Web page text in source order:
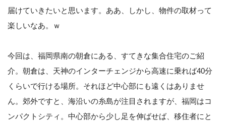
届けていきたいと思います。ああ、しかし、物件の取材って
楽しいなあ。ｗ
今回は、福岡県南の朝倉にある、すてきな集合住宅のご紹
介。朝倉は、天神のインターチェンジから高速に乗れば40分
くらいで行ける場所。それほど中心部にも遠くはありませ
ん。郊外ですと、海沿いの糸島が注目されますが、福岡はコ
ンパクトシティ。中心部から少し足を伸ばせば、移住者にと